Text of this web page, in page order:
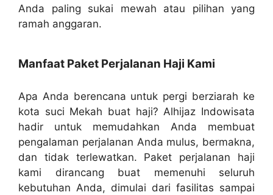
Anda paling sukai mewah atau pilihan yang
ramah anggaran.
Manfaat Paket Perjalanan Haji Kami
Apa Anda berencana untuk pergi berziarah ke
kota suci Mekah buat haji? Alhijaz Indowisata
hadir untuk memudahkan Anda membuat
pengalaman perjalanan Anda mulus, bermakna,
dan tidak terlewatkan. Paket perjalanan haji
kami dirancang buat memenuhi seluruh
kebutuhan Anda, dimulai dari fasilitas sampai